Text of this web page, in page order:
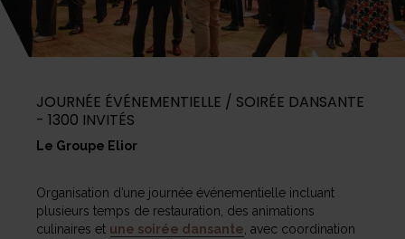
JOURNÉE ÉVÉNEMENTIELLE / SOIRÉE DANSANTE
- 1300 INVITÉS
Le Groupe Elior
Organisation d’une journée événementielle incluant
plusieurs temps de restauration, des animations
culinaires et une soirée dansante , avec coordination